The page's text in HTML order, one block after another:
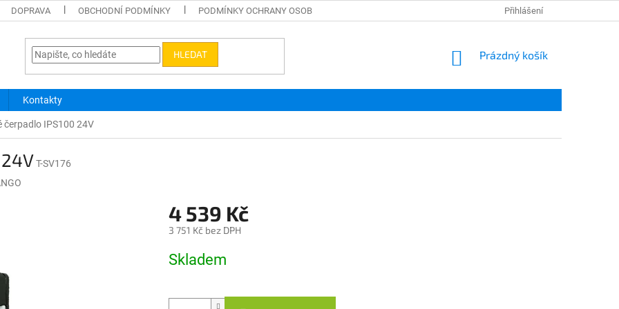
DOPRAVA OBCHODNÍ PODMÍNKY PODMÍNKY OCHRANY OSOBNÍCH ÚDAJŮ Přihlášení
HLEDAT
NÁKUPNÍ
Prázdný košík
Kontakty
čerpadlo IPS100 24V
T-SV176
4 539 Kč
3 751 Kč bez DPH
cena:
Skladem